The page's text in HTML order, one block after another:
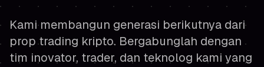
Kami membangun generasi berikutnya dari
prop trading kripto. Bergabunglah dengan
tim inovator, trader, dan teknolog kami yang